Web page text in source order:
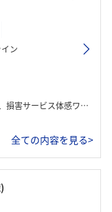
ン
友海上と異なり内定者がメンターしてくれるわけではないです。
全ての内容を見る>